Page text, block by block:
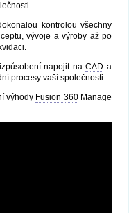
kontrolou všechny
vývoje a výroby až po
napojit naCAD a
procesy vaší společnosti.
výhody Fusion 360Manage